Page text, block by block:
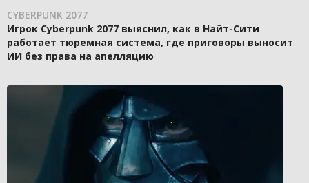
CYBERPUNK 2077
Игрок Cyberpunk 2077 выяснил, как в Найт-Сити
работает тюремная система, где приговоры выносит
ИИ без права на апелляцию